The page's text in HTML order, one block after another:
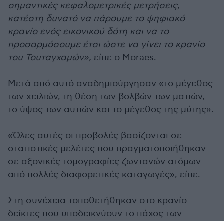
σημαντικές κεφαλομετρικές μετρήσεις,
κατέστη δυνατό να πάρουμε το ψηφιακό
κρανίο ενός εικονικού δότη και να το
προσαρμόσουμε έτσι ώστε να γίνει το κρανίο
του Τουταγχαμών», είπε ο Moraes.
Μετά από αυτό αναδημιούργησαν «το μέγεθος
των χειλιών, τη θέση των βολβών των ματιών,
το ύψος των αυτιών και το μέγεθος της μύτης».
«Όλες αυτές οι προβολές βασίζονται σε
στατιστικές μελέτες που πραγματοποιήθηκαν
σε αξονικές τομογραφίες ζωντανών ατόμων
από πολλές διαφορετικές καταγωγές», είπε.
Στη συνέχεια τοποθετήθηκαν στο κρανίο
δείκτες που υποδεικνύουν το πάχος των